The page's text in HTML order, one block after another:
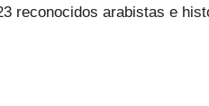
reconocidos arabistas e